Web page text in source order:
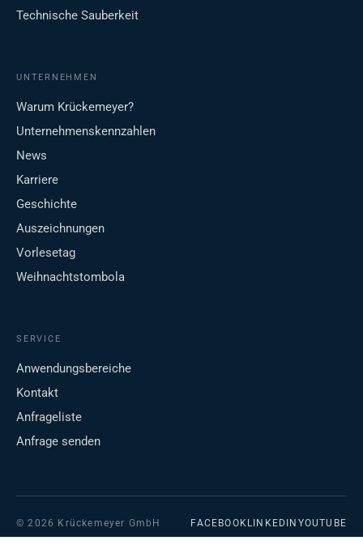
Technische Sauberkeit
UNTERNEHMEN
Warum Krückemeyer?
Unternehmenskennzahlen
News
Karriere
Geschichte
Auszeichnungen
Vorlesetag
Weihnachtstombola
SERVICE
Anwendungsbereiche
Kontakt
Anfrageliste
Anfrage senden
© 2026 Krückemeyer GmbH FACEBOOK LINKEDIN YOUTUBE